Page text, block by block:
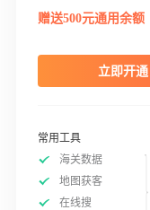
赠送500元通用余额
立即开通
常用工具
海关数据
地图获客
在线搜